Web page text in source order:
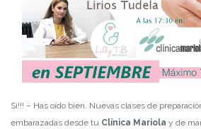
Si!!! – Has oído bien. Nuevas clases de
embarazadas desde tu Clínica Mariola y de